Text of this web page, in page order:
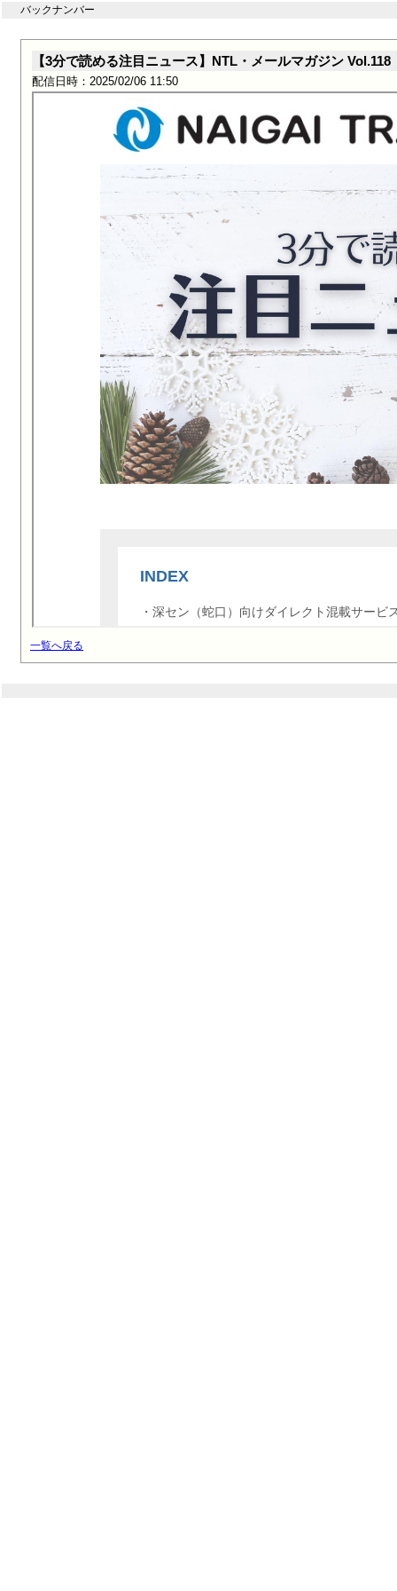
バックナンバー
【3分で読める注目ニュース】NTL・メールマガジン Vol.118
配信日時：2025/02/06 11:50
一覧へ戻る